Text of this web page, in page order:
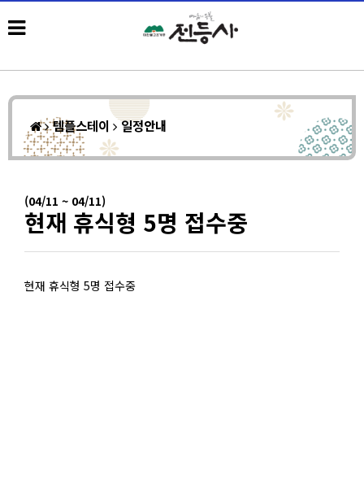
템플스테이 일정안내
(04/11 ~ 04/11)
현재 휴식형 5명 접수중
현재 휴식형 5명 접수중